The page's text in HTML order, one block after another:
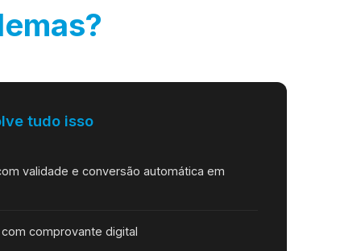
tudo isso
validade e conversão automática em
comprovante digital